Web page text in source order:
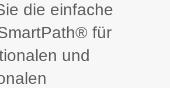
die einfache
für
und